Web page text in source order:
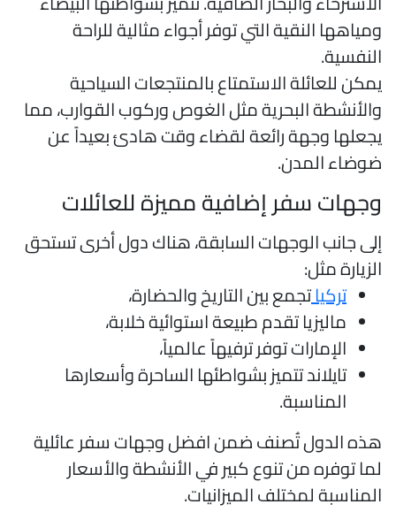
النقية التي توفر أجواء مثالية للراحة
للعائلة الاستمتاع بالمنتجعات السياحية
البحرية مثل الغوص وركوب القوارب، مما
وجهة رائعة لقضاء وقت هادئ بعيداً عن
المدن.
سفر إضافية مميزة للعائلات
جانب الوجهات السابقة، هناك دول أخرى تستحق
مثل:
تركياتجمع بين التاريخ والحضارة،
ماليزيا تقدم طبيعة استوائية خلابة،
الإمارات توفر ترفيهاً عالمياً،
تايلاند تتميز بشواطئها الساحرة وأسعارها
المناسبة.
الدول تُصنف ضمن افضل وجهات سفر عائلية
توفره من تنوع كبير في الأنشطة والأسعار
لمختلف الميزانيات.